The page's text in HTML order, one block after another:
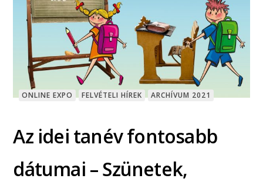
ONLINE EXPO FELVÉTELI HÍREK ARCHÍVUM 2021
Az idei tanév fontosabb
dátumai – Szünetek,